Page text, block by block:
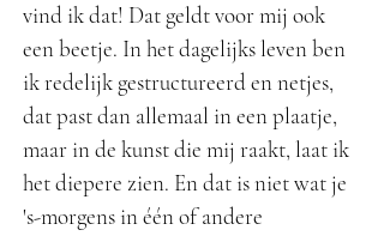
vind ik dat! Dat geldt voor mij ook
een beetje. In het dagelijks leven ben
ik redelijk gestructureerd en netjes,
dat past dan allemaal in een plaatje,
maar in de kunst die mij raakt, laat ik
het diepere zien. En dat is niet wat je
's-morgens in één of andere